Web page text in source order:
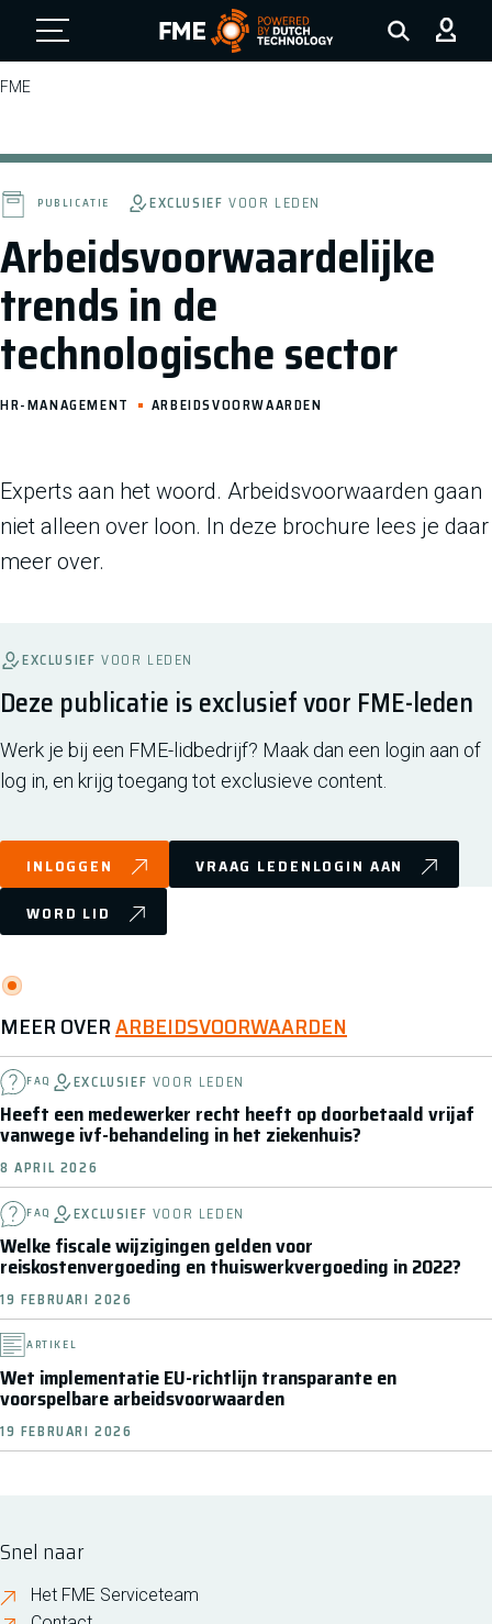
FME Logo, to the homepage
FME
Arbeidsvoorwaardelijke
trends in de
technologische sector
PUBLICATIE EXCLUSIEF VOOR LEDEN
HR-MANAGEMENT ARBEIDSVOORWAARDEN
Experts aan het woord. Arbeidsvoorwaarden gaan
niet alleen over loon. In deze brochure lees je daar
meer over.
EXCLUSIEF VOOR LEDEN
Deze publicatie is exclusief voor FME-leden
Werk je bij een FME-lidbedrijf? Maak dan een login aan of
log in, en krijg toegang tot exclusieve content.
INLOGGEN
VRAAG LEDENLOGIN AAN
WORD LID
MEER OVERARBEIDSVOORWAARDEN
FAQ EXCLUSIEF VOOR LEDEN
Heeft een medewerker recht heeft op doorbetaald vrijaf
vanwege ivf-behandeling in het ziekenhuis?
8 APRIL 2026
FAQ EXCLUSIEF VOOR LEDEN
Welke fiscale wijzigingen gelden voor
reiskostenvergoeding en thuiswerkvergoeding in 2022?
19 FEBRUARI 2026
ARTIKEL
Wet implementatie EU-richtlijn transparante en
voorspelbare arbeidsvoorwaarden
19 FEBRUARI 2026
Snel naar
Het FME Serviceteam